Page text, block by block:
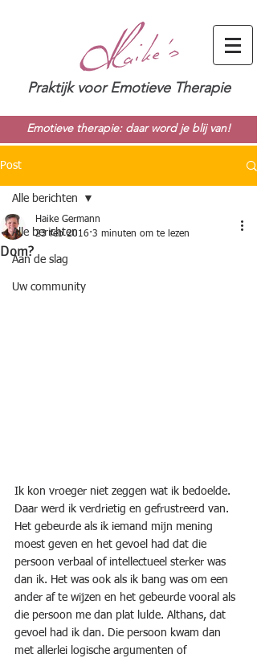
Praktijk voor Emotieve Therapie
Emotieve therapie: daar word je blij van!
Post
Alle berichten
Aan de slag
Uw community
Alle berichten
Dom?
Haike Germann
23 feb 2016 3 minuten om te lezen
Ik kon vroeger niet zeggen wat ik bedoelde.
Daar werd ik verdrietig en gefrustreerd van.
Het gebeurde als ik iemand mijn mening
moest geven en het gevoel had dat die
persoon verbaal of intellectueel sterker was
dan ik. Het was ook als ik bang was om een
ander af te wijzen en het gebeurde vooral als
die persoon me dan plat lulde. Althans, dat
gevoel had ik dan. Die persoon kwam dan
met allerlei logische argumenten of